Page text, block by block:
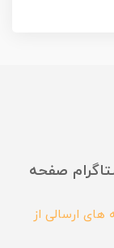
صفحه
های ارسالی از